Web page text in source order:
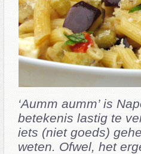
‘Aumm aumm’ is
betekenis lastig te
iets (niet goeds)
weten. Ofwel, het